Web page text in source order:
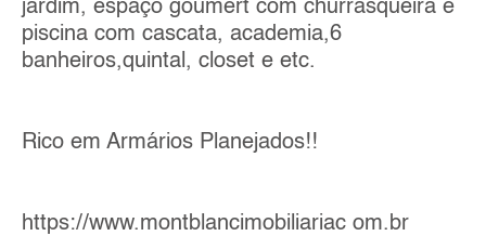
jardim, espaço goumert com churrasqueira e
piscina com cascata, academia,6
banheiros,quintal, closet e etc.
Rico em Armários Planejados!!
https://www.montblancimobiliariac om.br